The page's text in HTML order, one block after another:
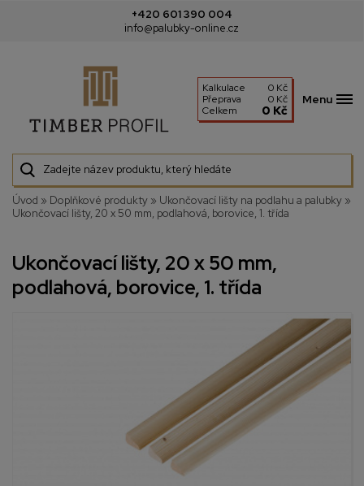
+420 601 390 004
info@palubky-online.cz
Kalkulace
0 Kč
Přeprava
0 Kč
Celkem
0 Kč
Menu
Úvod » Doplňkové produkty » Ukončovací lišty na podlahu a palubky »
Ukončovací lišty, 20 x 50 mm, podlahová, borovice, 1. třída
Ukončovací lišty, 20 x 50 mm,
podlahová, borovice, 1. třída